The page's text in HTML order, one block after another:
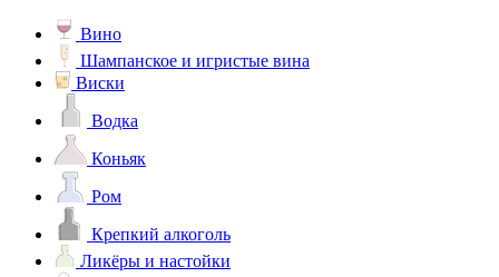
Вино
Шампанское и игристые вина
Виски
Водка
Коньяк
Ром
Крепкий алкоголь
Ликёры и настойки